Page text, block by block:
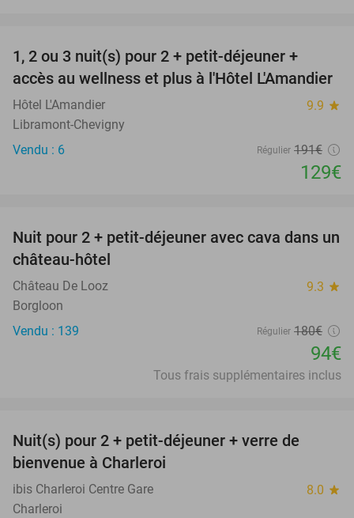
TODAY
1, 2 ou 3 nuit(s) pour 2 + petit-déjeuner +
accès au wellness et plus à l'Hôtel L'Amandier
Hôtel L'Amandier 9.9 star
Libramont-Chevigny
Vendu : 6
Régulier 191€
129€
48%
Nuit pour 2 + petit-déjeuner avec cava dans un
château-hôtel
Château De Looz 9.3 star
Borgloon
Vendu : 139
Régulier 180€
94€
Tous frais supplémentaires inclus
Nuit(s) pour 2 + petit-déjeuner + verre de
bienvenue à Charleroi
ibis Charleroi Centre Gare 8.0 star
Charleroi